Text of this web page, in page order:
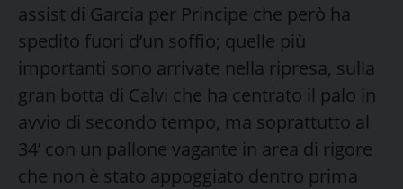
assist di Garcia per Principe che però ha
spedito fuori d’un soffio; quelle più
importanti sono arrivate nella ripresa, sulla
gran botta di Calvi che ha centrato il palo in
avvio di secondo tempo, ma soprattutto al
34’ con un pallone vagante in area di rigore
che non è stato appoggiato dentro prima